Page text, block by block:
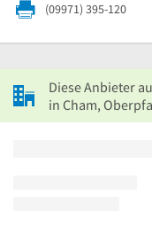
(09971) 395-120
Diese Anbieter
in Cham,